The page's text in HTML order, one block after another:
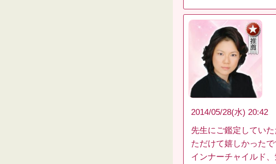
2014/05/28(水) 20:42
先生にご鑑定してい
ただけて嬉しかったで
インナーチャイルド